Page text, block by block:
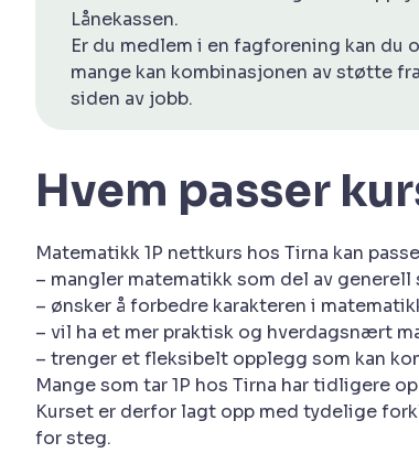
Lånekassen.
Er du medlem i en fagforening kan
mange kan kombinasjonen av støtte
siden av jobb.
Hvem passer
Matematikk 1P nettkurs hos Tirna kan
– mangler matematikk som del av
– ønsker å forbedre karakteren i
– vil ha et mer praktisk og hverdagsnært
– trenger et fleksibelt opplegg som kan
Mange som tar 1P hos Tirna har tidligere
Kurset er derfor lagt opp med tydelige
for steg.